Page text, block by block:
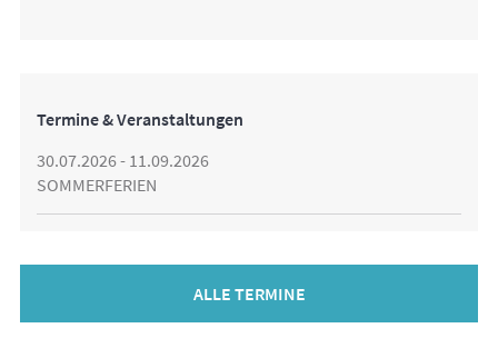
Termine & Veranstaltungen
30.07.2026 - 11.09.2026
SOMMERFERIEN
ALLE TERMINE